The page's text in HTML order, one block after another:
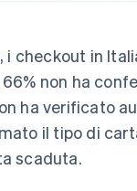
checkout in
non ha
ha verificato
il tipo di
scaduta.